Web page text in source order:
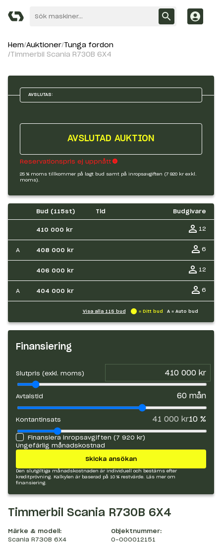
Hem Auktioner Tunga fordon
Timmerbil Scania R730B 6X4
AVSLUTAS:
AVSLUTAD AUKTION
Reservationspris ej uppnått
25 % moms tillkommer på lagt bud samt på inropsavgiften (7 920 kr exkl.
moms).
Bud (115st) Tid Budgivare
410 000 kr 12
A 408 000 kr 6
406 000 kr 12
A 404 000 kr 6
Visa alla 115 bud = Ditt bud A = Auto bud
Finansiering
Slutpris (exkl. moms)
Avtalstid 60 mån
Kontantinsats 41 000 kr10 %
Finansiera inropsavgiften (7 920 kr)
Ungefärlig månadskostnad
Skicka ansökan
Den slutgiltiga månadskostnaden är individuell och bestäms efter
kreditprövning. Kalkylen är baserad på 10 % restvärde.
Läs mer om
finansiering.
Timmerbil Scania R730B 6X4
Märke & modell:
Scania R730B 6X4
Objektnummer:
O-000012151